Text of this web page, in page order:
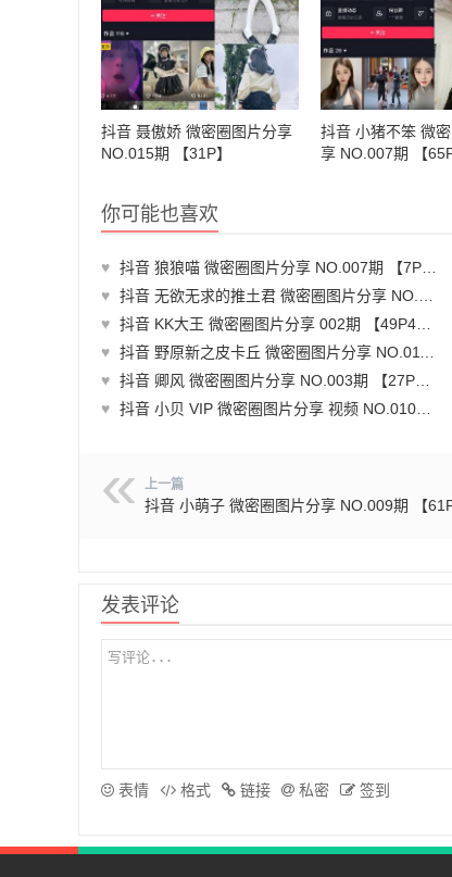
抖音 聂傲娇 微密圈图片分享
NO.015期 【31P】
抖音 小猪不笨 微
享 NO.007期 【
你可能也喜欢
♥ 抖音 狼狼喵 微密圈图片分享 NO.007期 【7P】最新至：2024.11.21
♥ 抖音 无欲无求的推土君 微密圈图片分享 NO.014期 【19P】最新至：2023.9.30
♥ 抖音 KK大王 微密圈图片分享 002期 【49P4V】最新至：2025.3.11
♥ 抖音 野原新之皮卡丘 微密圈图片分享 NO.011期 【80P】最新至：2024.4.11
♥ 抖音 卿风 微密圈图片分享 NO.003期 【27P26V】最新至：2025.3.7
♥ 抖音 小贝 VIP 微密圈图片分享 视频 NO.010期 【30V】
上一篇
抖音 小萌子 微密圈图片分享 NO.009期 【61P
发表评论
表情 格式 链接 私密 签到